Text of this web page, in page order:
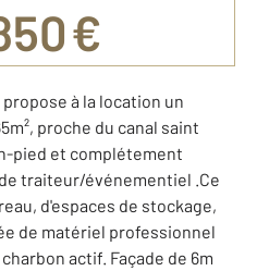
€
à la location un
proche du canal saint
pied et complétement
traiteur/événementiel .Ce
d'espaces de stockage,
de matériel professionnel
actif. Façade de 6m